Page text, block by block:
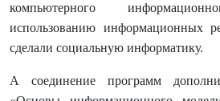
компьютерного
использованию информационных
сделали социальную информатику.
А соединение программ